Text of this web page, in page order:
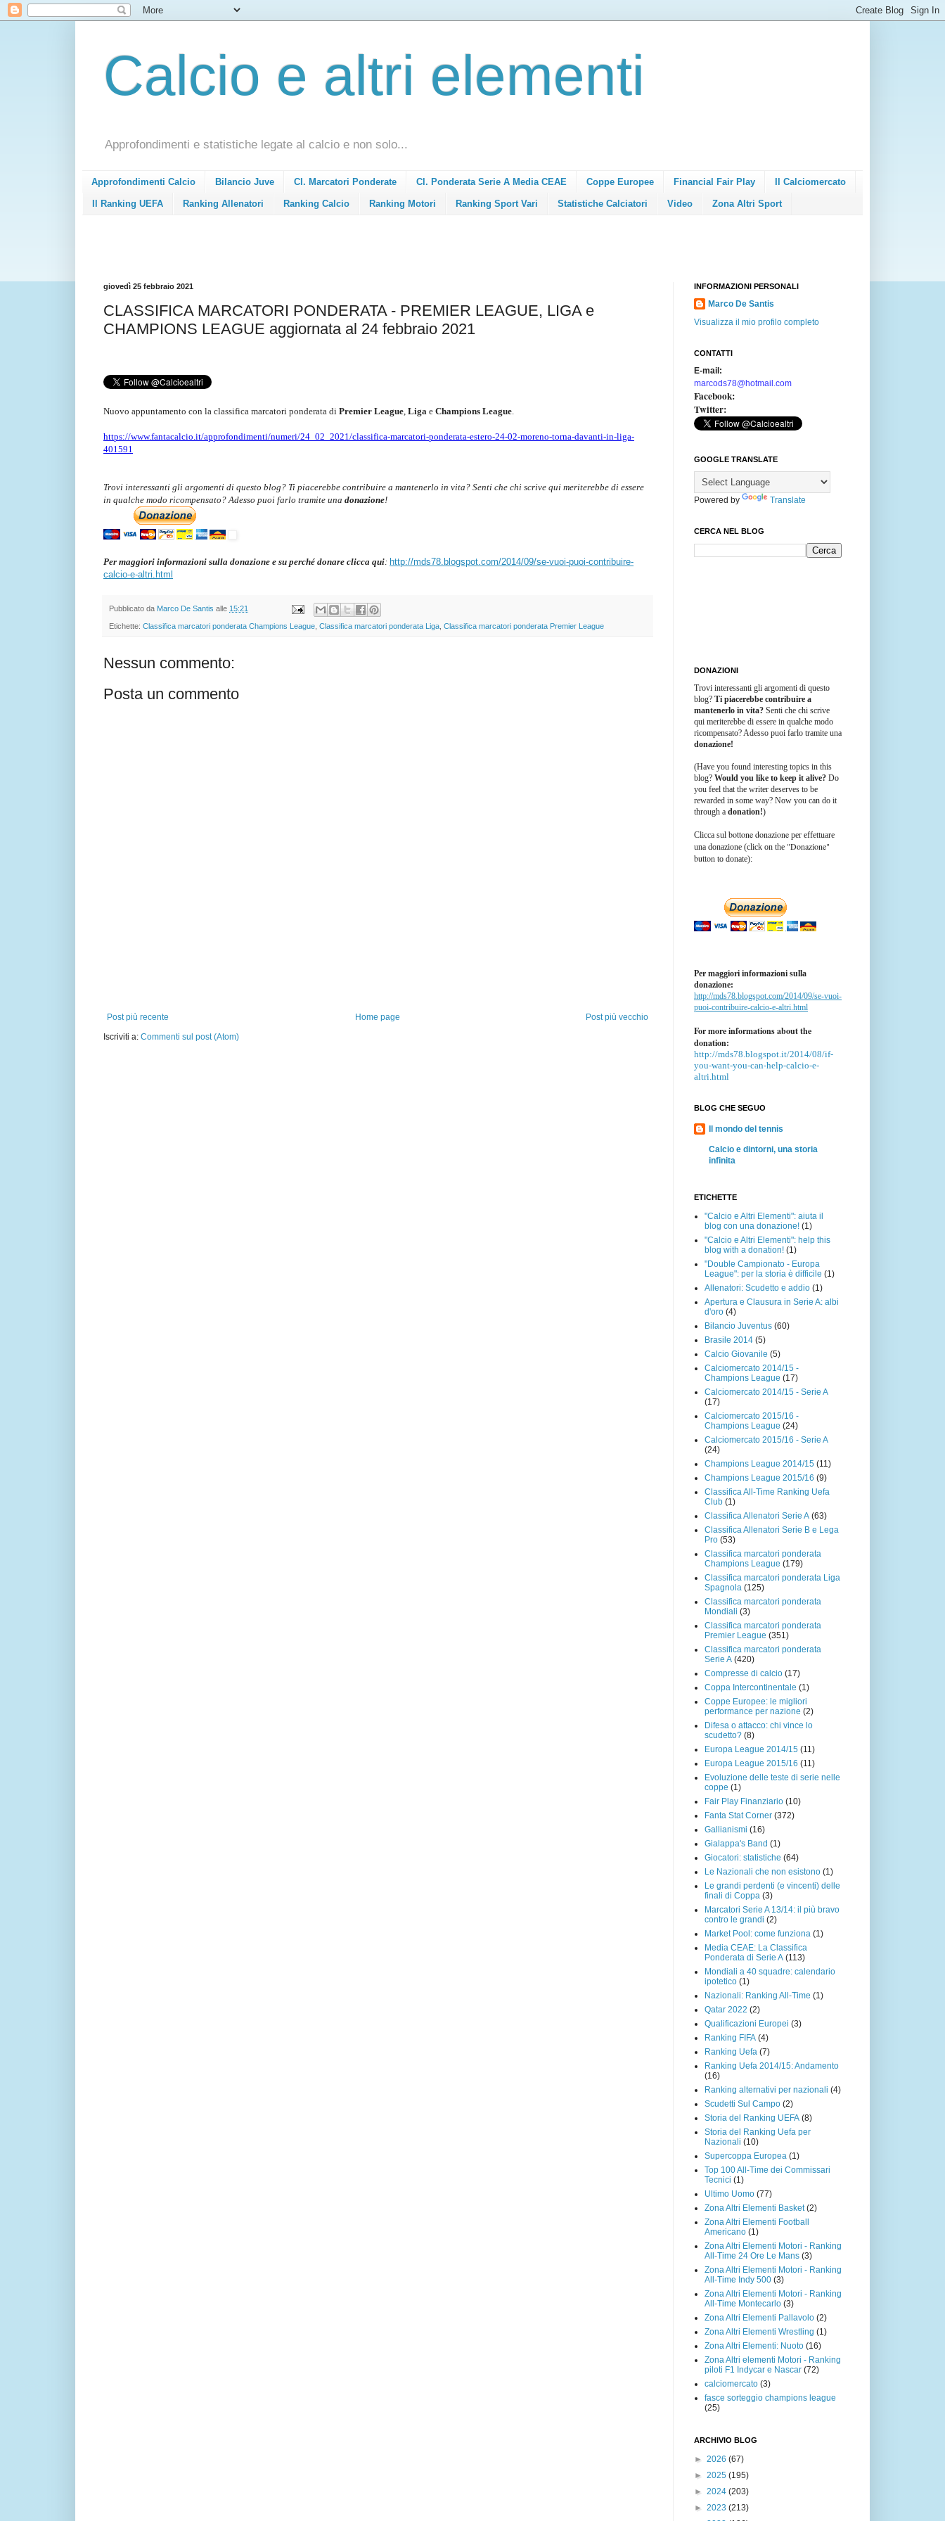
Calcio e altri elementi
Approfondimenti e statistiche legate al calcio e non solo...
Approfondimenti Calcio Bilancio Juve Cl. Marcatori Ponderate Cl. Ponderata Serie A Media CEAE Coppe Europee Financial Fair Play Il Calciomercato
Il Ranking UEFA Ranking Allenatori Ranking Calcio Ranking Motori Ranking Sport Vari Statistiche Calciatori Video Zona Altri Sport
giovedì 25 febbraio 2021
CLASSIFICA MARCATORI PONDERATA - PREMIER LEAGUE, LIGA e
CHAMPIONS LEAGUE aggiornata al 24 febbraio 2021
Nuovo appuntamento con la classifica marcatori ponderata di Premier League, Liga e Champions League.
https://www.fantacalcio.it/approfondimenti/numeri/24_02_2021/classifica-marcatori-ponderata-estero-24-02-moreno-torna-davanti-in-liga-
401591
Trovi interessanti gli argomenti di questo blog? Ti piacerebbe contribuire a mantenerlo in vita? Senti che chi scrive qui meriterebbe di essere
in qualche modo ricompensato? Adesso puoi farlo tramite una donazione!
Per maggiori informazioni sulla donazione e su perché donare clicca qui: http://mds78.blogspot.com/2014/09/se-vuoi-puoi-contribuire-
calcio-e-altri.html
Pubblicato da Marco De Santis alle 15:21
Etichette: Classifica marcatori ponderata Champions League Classifica marcatori ponderata Liga Classifica marcatori ponderata Premier League
Nessun commento:
Posta un commento
Post più recente Post più vecchio
Home page
Iscriviti a: Commenti sul post (Atom)
INFORMAZIONI PERSONALI
Marco De Santis
Visualizza il mio profilo completo
CONTATTI
E-mail:
marcods78@hotmail.com
Facebook:
Twitter:
GOOGLE TRANSLATE
Powered by Translate
CERCA NEL BLOG
DONAZIONI
Trovi interessanti gli argomenti di questo
blog? Ti piacerebbe contribuire a
mantenerlo in vita? Senti che chi scrive
qui meriterebbe di essere in qualche modo
ricompensato? Adesso puoi farlo tramite una
donazione!
(Have you found interesting topics in this
blog? Would you like to keep it alive? Do
you feel that the writer deserves to be
rewarded in some way? Now you can do it
through a donation!)
Clicca sul bottone donazione per effettuare
una donazione (click on the "Donazione"
button to donate):
Per maggiori informazioni sulla
donazione:
http://mds78.blogspot.com/2014/09/se-vuoi-
puoi-contribuire-calcio-e-altri.html
For more informations about the
donation:
http://mds78.blogspot.it/2014/08/if-
you-want-you-can-help-calcio-e-
altri.html
BLOG CHE SEGUO
Il mondo del tennis
Calcio e dintorni, una storia
infinita
ETICHETTE
"Calcio e Altri Elementi": aiuta il
blog con una donazione! (1)
"Calcio e Altri Elementi": help this
blog with a donation! (1)
"Double Campionato - Europa
League": per la storia è difficile (1)
Allenatori: Scudetto e addio (1)
Apertura e Clausura in Serie A: albi
d'oro (4)
Bilancio Juventus (60)
Brasile 2014 (5)
Calcio Giovanile (5)
Calciomercato 2014/15 -
Champions League (17)
Calciomercato 2014/15 - Serie A
(17)
Calciomercato 2015/16 -
Champions League (24)
Calciomercato 2015/16 - Serie A
(24)
Champions League 2014/15 (11)
Champions League 2015/16 (9)
Classifica All-Time Ranking Uefa
Club (1)
Classifica Allenatori Serie A (63)
Classifica Allenatori Serie B e Lega
Pro (53)
Classifica marcatori ponderata
Champions League (179)
Classifica marcatori ponderata Liga
Spagnola (125)
Classifica marcatori ponderata
Mondiali (3)
Classifica marcatori ponderata
Premier League (351)
Classifica marcatori ponderata
Serie A (420)
Compresse di calcio (17)
Coppa Intercontinentale (1)
Coppe Europee: le migliori
performance per nazione (2)
Difesa o attacco: chi vince lo
scudetto? (8)
Europa League 2014/15 (11)
Europa League 2015/16 (11)
Evoluzione delle teste di serie nelle
coppe (1)
Fair Play Finanziario (10)
Fanta Stat Corner (372)
Gallianismi (16)
Gialappa's Band (1)
Giocatori: statistiche (64)
Le Nazionali che non esistono (1)
Le grandi perdenti (e vincenti) delle
finali di Coppa (3)
Marcatori Serie A 13/14: il più bravo
contro le grandi (2)
Market Pool: come funziona (1)
Media CEAE: La Classifica
Ponderata di Serie A (113)
Mondiali a 40 squadre: calendario
ipotetico (1)
Nazionali: Ranking All-Time (1)
Qatar 2022 (2)
Qualificazioni Europei (3)
Ranking FIFA (4)
Ranking Uefa (7)
Ranking Uefa 2014/15: Andamento
(16)
Ranking alternativi per nazionali (4)
Scudetti Sul Campo (2)
Storia del Ranking UEFA (8)
Storia del Ranking Uefa per
Nazionali (10)
Supercoppa Europea (1)
Top 100 All-Time dei Commissari
Tecnici (1)
Ultimo Uomo (77)
Zona Altri Elementi Basket (2)
Zona Altri Elementi Football
Americano (1)
Zona Altri Elementi Motori - Ranking
All-Time 24 Ore Le Mans (3)
Zona Altri Elementi Motori - Ranking
All-Time Indy 500 (3)
Zona Altri Elementi Motori - Ranking
All-Time Montecarlo (3)
Zona Altri Elementi Pallavolo (2)
Zona Altri Elementi Wrestling (1)
Zona Altri Elementi: Nuoto (16)
Zona Altri elementi Motori - Ranking
piloti F1 Indycar e Nascar (72)
calciomercato (3)
fasce sorteggio champions league
(25)
ARCHIVIO BLOG
► 2026 (67)
► 2025 (195)
► 2024 (203)
► 2023 (213)